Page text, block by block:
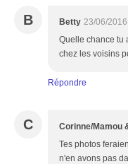
B Betty 23/06/
Quelle chance tu
chez les voisins
Répondre
C Corinne/Mamou
Tes photos
n'en avons pas